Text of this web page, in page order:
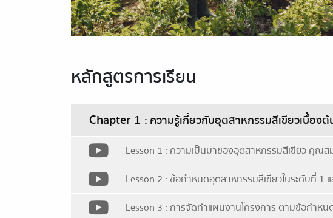
หลักสูตรการเรียน
Chapter 1 : ความรู้เกี่ยวกับอุตสาหกรรมสีเขียวเบื้อง
Lesson 1 : ความเป็นมาของอุตสาหกรรมสีเขียว คุณ
Lesson 2 : ข้อกำหนดอุตสาหกรรมสีเขียวในระดับที่ 1
Lesson 3 : การจัดทำแผนงานโครงการ ตามข้อกำห